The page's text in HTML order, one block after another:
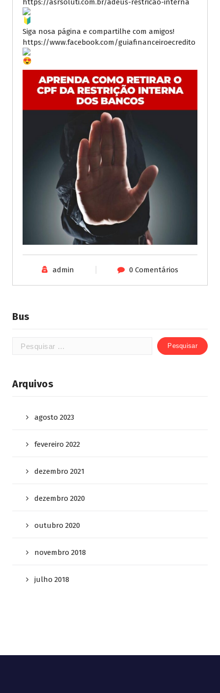
Siga nosa página e compartilhe com amigos!
https://www.facebook.com/guiafinanceiroecredito
admin 0 Comentários
Bus
Arquivos
agosto 2023
fevereiro 2022
dezembro 2021
dezembro 2020
outubro 2020
novembro 2018
julho 2018